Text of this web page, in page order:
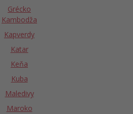
Grécko
Kambodža
Kapverdy
Katar
Keňa
Kuba
Maledivy
Maroko